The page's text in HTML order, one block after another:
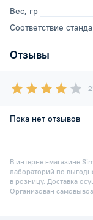
Вес, гр
Соответствие
Отзывы
Пока нет отзывов
В интернет-магазине
лабораторий по
в розницу. Доставка
Организован